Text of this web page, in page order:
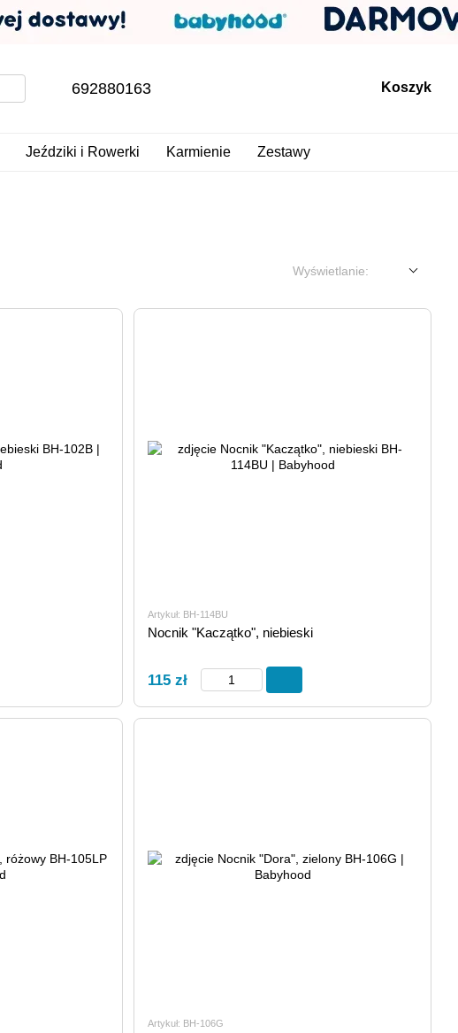
692880163 Koszyk
Jeździki i Rowerki Karmienie Zestawy
Wyświetlanie:
Artykuł: BH-114BU
Nocnik "Kaczątko", niebieski
115 zł
Artykuł: BH-106G